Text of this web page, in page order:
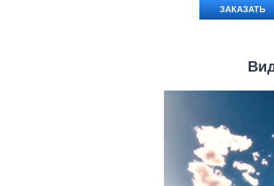
ЗАКАЗАТЬ